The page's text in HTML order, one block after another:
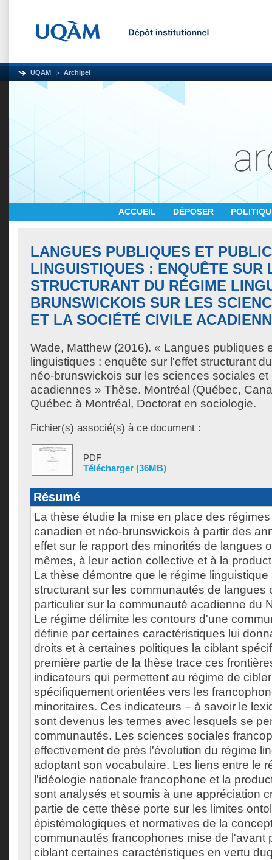
UQAM Archipel
ACCUEIL DÉPOSER
LANGUES PUBLIQUES ET
LINGUISTIQUES : ENQUÊTE SUR
STRUCTURANT DU RÉGIME
BRUNSWICKOIS SUR LES
ET LA SOCIÉTÉ CIVILE
Wade, Matthew (2016). « Langues publiques
linguistiques : enquête sur l'effet structurant
néo-brunswickois sur les sciences sociales et
acadiennes » Thèse. Montréal (Québec,
Québec à Montréal, Doctorat en sociologie.
Fichier(s) associé(s) à ce document :
PDF
Télécharger (36MB)
Résumé
La thèse étudie la mise en place des
canadien et néo-brunswickois à partir des
effet sur le rapport des minorités de langues
mêmes, à leur action collective et à la
La thèse démontre que le régime linguistique
structurant sur les communautés de langues
particulier sur la communauté acadienne du
Le régime délimite les contours d'une
définie par certaines caractéristiques lui
droits et à certaines politiques la ciblant
première partie de la thèse trace ces
indicateurs qui permettent au régime de
spécifiquement orientées vers les
minoritaires. Ces indicateurs – à savoir le
sont devenus les termes avec lesquels se
communautés. Les sciences sociales
effectivement de près l'évolution du régime
adoptant son vocabulaire. Les liens entre le
l'idéologie nationale francophone et la
sont analysés et soumis à une appréciation
partie de cette thèse porte sur les limites
épistémologiques et normatives de la
communautés francophones mise de l'avant
ciblant certaines caractéristiques en vertu